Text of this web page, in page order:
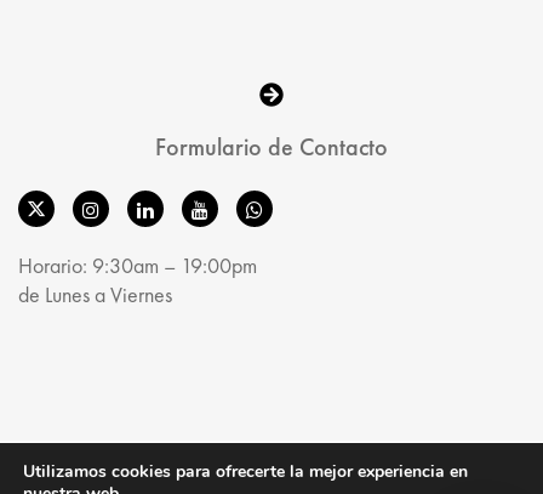
Formulario de Contacto
Horario: 9:30am – 19:00pm
de Lunes a Viernes
© MobelRoom 2025. All Rights Reserved.
Utilizamos cookies para ofrecerte la mejor experiencia en